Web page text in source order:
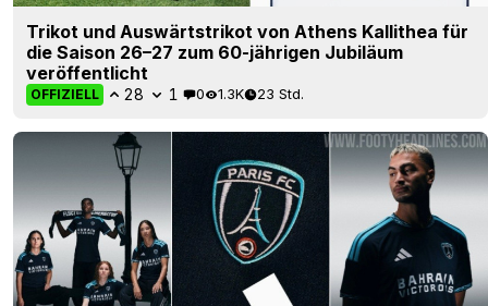
Trikot und Auswärtstrikot von Athens Kallithea für
die Saison 26–27 zum 60-jährigen Jubiläum
veröffentlicht
OFFIZIELL 28 1 0 1.3K 23 Std.